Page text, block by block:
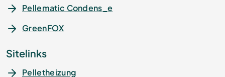
Pellematic Condens_e
GreenFOX
Sitelinks
Pelletheizung